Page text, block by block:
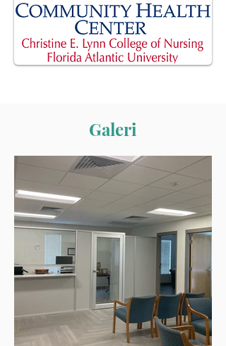
Galeri